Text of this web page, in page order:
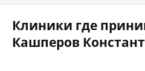
Клиники где
Кашперов